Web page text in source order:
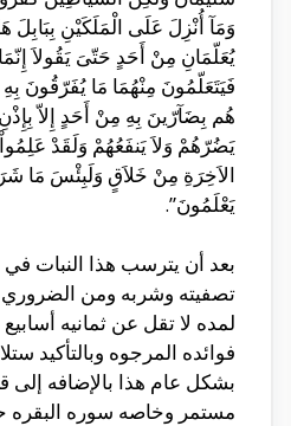
وَمَآ أُنْزِلَ عَلَى الْمَلَكَيْنِ
يُعَلّمَانِ مِنْ أَحَدٍ حَتّىَ يَقُولاَ
فَيَتَعَلّمُونَ مِنْهُمَا مَا يُفَرّقُونَ
هُم بِضَآرّينَ بِهِ مِنْ أَحَدٍ إِلاّ
يَضُرّهُمْ وَلاَ يَنفَعُهُمْ وَلَقَدْ
الاَخِرَةِ مِنْ خَلاَقٍ وَلَبِئْسَ مَا
يَعْلَمُونَ”.
بعد أن يترسب هذا النبات في
تصفيته وشربه ومن الضروري
لمده لا تقل عن ثمانيه
فوائده المرجوه وبالتأكيد
بشكل عام هذا بالإضافه إلى
مستمر وخاصه سوره البقره